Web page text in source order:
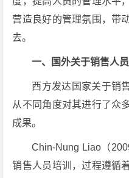
营造良好的管理氛围，带
去。
一、国外关于销售人
西方发达国家关于销
从不同角度对其进行了众
成果。
Chin-Nung Liao（
销售人员培训，过程遵循